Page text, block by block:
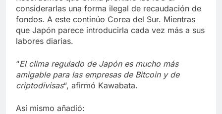
considerarlas una forma ilegal de recaudación de
fondos. A este continúo Corea del Sur. Mientras
que Japón parece introducirla cada vez más a sus
labores diarias.
“El clima regulado de Japón es mucho más
amigable para las empresas de Bitcoin y de
criptodivisas“, afirmó Kawabata.
Así mismo añadió: